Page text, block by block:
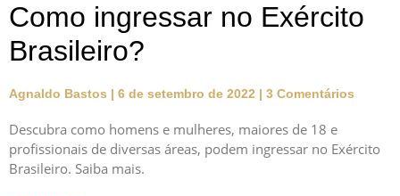
Como ingressar no Exército
Brasileiro?
Agnaldo Bastos 6 de setembro de 2022 3 Comentários
Descubra como homens e mulheres, maiores de 18 e
profissionais de diversas áreas, podem ingressar no Exército
Brasileiro. Saiba mais.